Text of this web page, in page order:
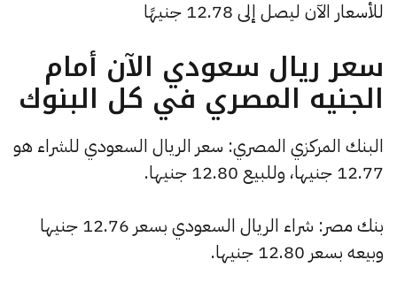
للأسعار الآن ليصل إلى 12.78 جنيهًا
سعر ريال سعودي الآن أمام
الجنيه المصري في كل البنوك
البنك المركزي المصري: سعر الريال السعودي للشراء هو
12.77 جنيها، وللبيع 12.80 جنيها.
بنك مصر: شراء الريال السعودي بسعر 12.76 جنيها
وبيعه بسعر 12.80 جنيها.